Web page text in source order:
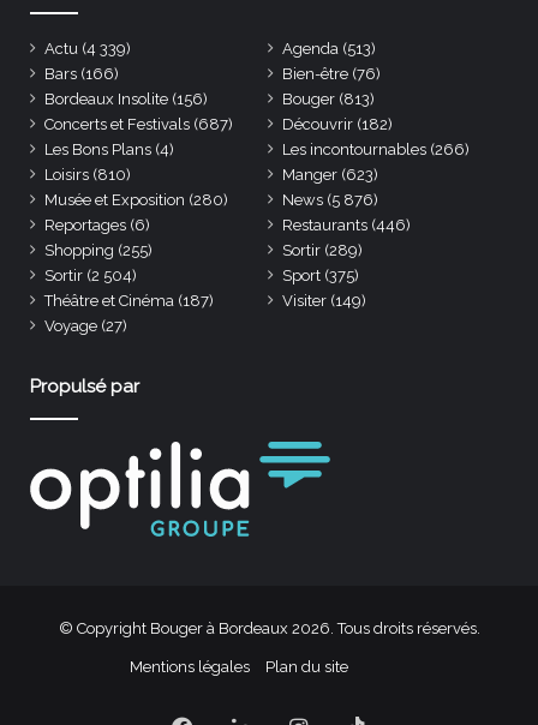
Actu (4 339) Agenda (513)
Bars (166) Bien-être (76)
Bordeaux Insolite (156) Bouger (813)
Concerts et Festivals (687) Découvrir (182)
Les Bons Plans (4) Les incontournables (266)
Loisirs (810) Manger (623)
Musée et Exposition (280) News (5 876)
Reportages (6) Restaurants (446)
Shopping (255) Sortir (289)
Sortir (2 504) Sport (375)
Théâtre et Cinéma (187) Visiter (149)
Voyage (27)
Propulsé par
© Copyright Bouger à Bordeaux 2026. Tous droits réservés.
Mentions légales Plan du site